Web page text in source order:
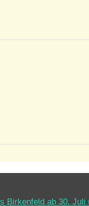
Birkenfeld ab 30. Juli